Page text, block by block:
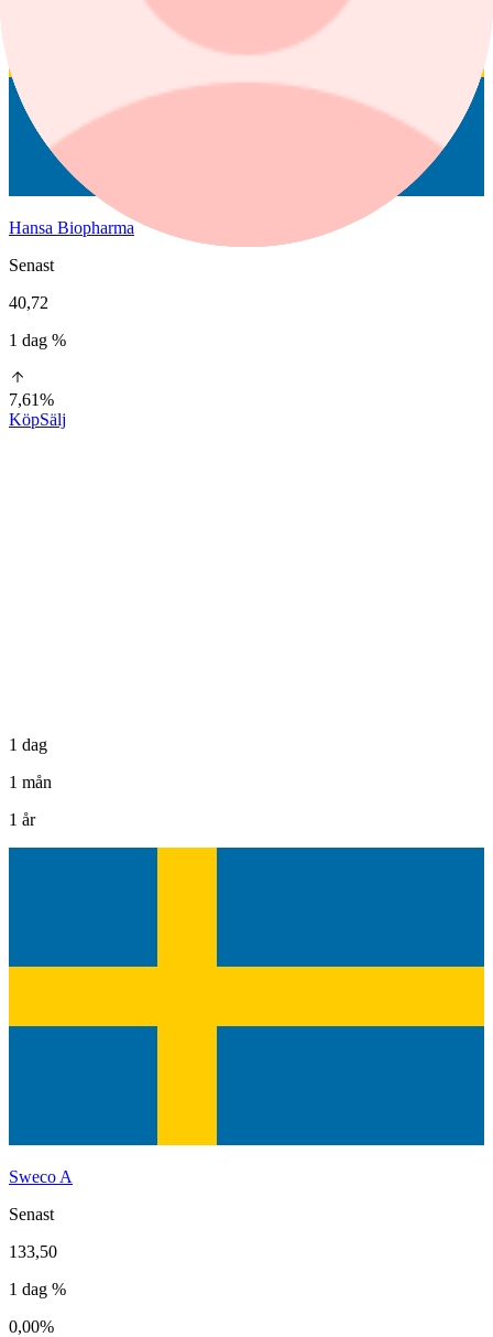
Hansa Biopharma
Senast
40,72
1 dag %
7,61%
KöpSälj
1 dag
1 mån
1 år
Sweco A
Senast
133,50
1 dag %
0,00%